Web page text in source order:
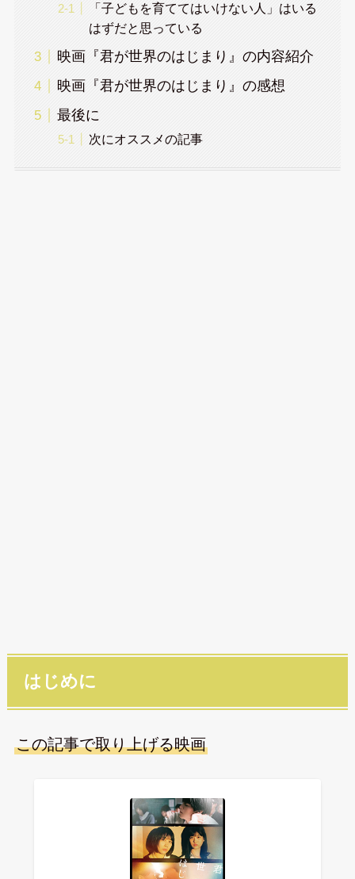
「子どもを育ててはいけない人」はいる
はずだと思っている
映画『君が世界のはじまり』の内容紹介
映画『君が世界のはじまり』の感想
最後に
次にオススメの記事
はじめに
この記事で取り上げる映画